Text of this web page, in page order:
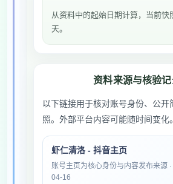
从资料中的起始日期计算，当前快
天。
资料来源与核验
以下链接用于核对账号身份、公开
照。外部平台内容可能随时间变化。
虾仁清洛 - 抖音主页
账号主页为核心身份与内容发布来源
04-16